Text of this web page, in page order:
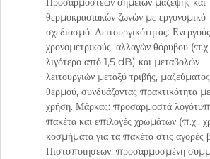
θερμοκρασιακών ζωνών με εργονομικό
σχεδιασμό. Λειτουργικότητας: Ενεργούς
χρονομετρικούς, αλλαγών θόρυβου
λιγότερο από 1,5 dB) και μεταβολών
λειτουργιών μεταξύ τριβής,
θερμού, συνδυάζοντας πρακτικότητα
χρήση. Μάρκας: προσαρμοστά
πακέτα και επιλογές χρωμάτων (π.χ.,
κοσμήματα για τα πακέτα στις αγορές
Πιστοποιήσεων: προσαρμοσμένη